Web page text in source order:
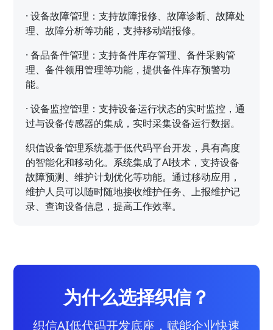
·设备故障管理：支持故障报修、故障诊断、故障处
理、故障分析等功能，支持移动端报修。
·备品备件管理：支持备件库存管理、备件采购管
理、备件领用管理等功能，提供备件库存预警功
能。
·设备监控管理：支持设备运行状态的实时监控，通
过与设备传感器的集成，实时采集设备运行数据。
织信设备管理系统基于低代码平台开发，具有高度
的智能化和移动化。系统集成了AI技术，支持设备
故障预测、维护计划优化等功能。通过移动应用，
维护人员可以随时随地接收维护任务、上报维护记
录、查询设备信息，提高工作效率。
为什么选择织信？
织信AI低代码开发底座，赋能企业快速